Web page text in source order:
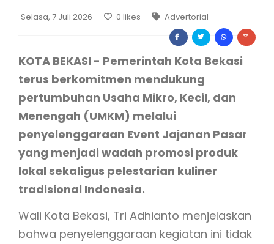
Selasa, 7 Juli 2026 0 likes Advertorial
KOTA BEKASI - Pemerintah Kota Bekasi
terus berkomitmen mendukung
pertumbuhan Usaha Mikro, Kecil, dan
Menengah (UMKM) melalui
penyelenggaraan Event Jajanan Pasar
yang menjadi wadah promosi produk
lokal sekaligus pelestarian kuliner
tradisional Indonesia.
Wali Kota Bekasi, Tri Adhianto menjelaskan
bahwa penyelenggaraan kegiatan ini tidak